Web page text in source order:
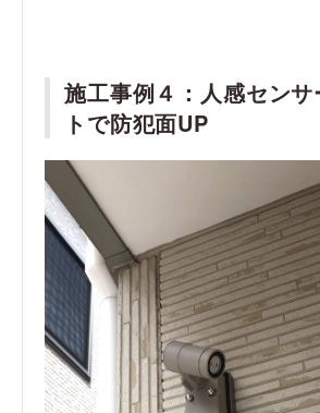
施工事例４： 人感セン
トで防犯面UP